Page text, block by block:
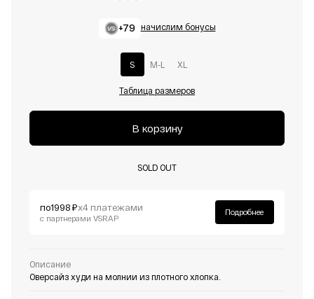
+79 начислим бонусы
S M-L XL
Таблица размеров
В корзину
SOLD OUT
по 1998 ₽х4 платежами
с партнерами VSRAP
Подробнее
Описание
Оверсайз худи на молнии из плотного хлопка.